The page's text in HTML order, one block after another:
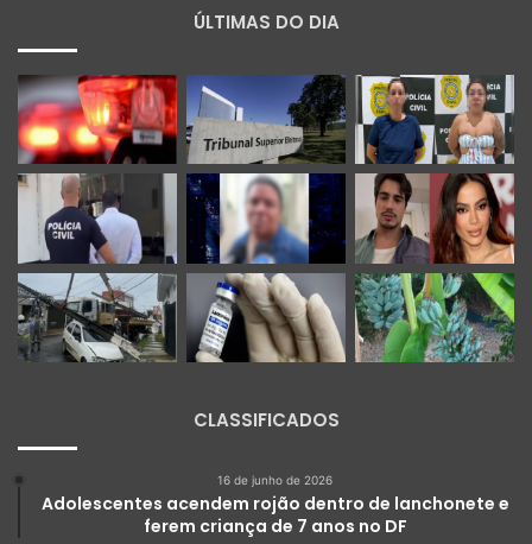
ÚLTIMAS DO DIA
CLASSIFICADOS
16 de junho de 2026
Adolescentes acendem rojão dentro de lanchonete e
ferem criança de 7 anos no DF